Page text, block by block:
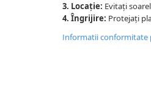
3. Locație: Evitați
4. Îngrijire: Protejați
Informatii conformitate